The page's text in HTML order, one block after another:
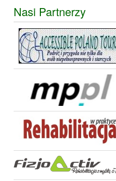
Nasi Partnerzy